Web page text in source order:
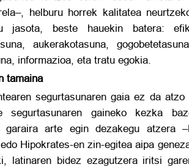
helburu horrek kalitatea
jasota, beste hauekin batera:
aukerakotasuna,
informazioa, eta tratu egokia.
tamaina
segurtasunaren gaia ez da
segurtasunaren gaineko kezka
garaira arte egin dezakegu atzera
Hipokrates-en zin-egitea aipa
latinaren bidez ezagutzera iritsi